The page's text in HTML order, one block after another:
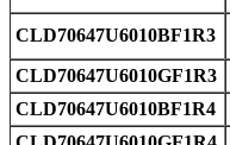
CLD70647U6010BF1R3
CLD70647U6010GF1R3
CLD70647U6010BF1R4